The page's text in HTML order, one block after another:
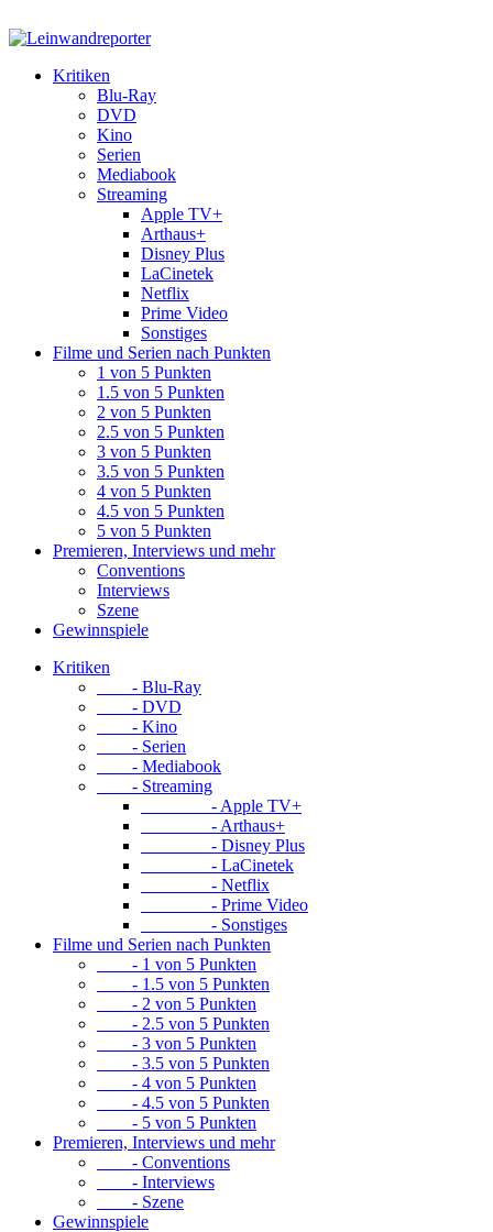
Kritiken
Blu-Ray
DVD
Kino
Serien
Mediabook
Streaming
Apple TV+
Arthaus+
Disney Plus
LaCinetek
Netflix
Prime Video
Sonstiges
Filme und Serien nach Punkten
1 von 5 Punkten
1.5 von 5 Punkten
2 von 5 Punkten
2.5 von 5 Punkten
3 von 5 Punkten
3.5 von 5 Punkten
4 von 5 Punkten
4.5 von 5 Punkten
5 von 5 Punkten
Premieren, Interviews und mehr
Conventions
Interviews
Szene
Gewinnspiele
Kritiken
- Blu-Ray
- DVD
- Kino
- Serien
- Mediabook
- Streaming
- Apple TV+
- Arthaus+
- Disney Plus
- LaCinetek
- Netflix
- Prime Video
- Sonstiges
Filme und Serien nach Punkten
- 1 von 5 Punkten
- 1.5 von 5 Punkten
- 2 von 5 Punkten
- 2.5 von 5 Punkten
- 3 von 5 Punkten
- 3.5 von 5 Punkten
- 4 von 5 Punkten
- 4.5 von 5 Punkten
- 5 von 5 Punkten
Premieren, Interviews und mehr
- Conventions
- Interviews
- Szene
Gewinnspiele